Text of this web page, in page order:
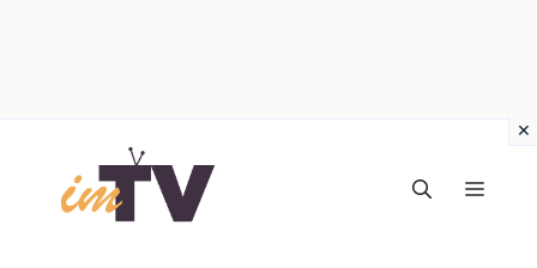
contenuto